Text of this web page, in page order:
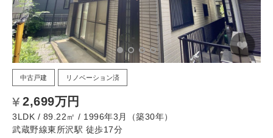
中古戸建 リノベーション済
2,699万円
3LDK / 89.22㎡ / 1996年3月（築30年）
武蔵野線東所沢駅 徒歩17分